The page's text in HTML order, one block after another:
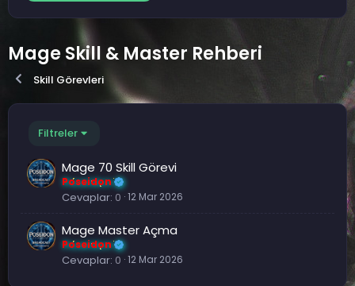
Mage Skill & Master Rehberi
Skill Görevleri
Filtreler
Mage 70 Skill Görevi
Poseidon
Cevaplar 0 12 Mar 2026
Mage Master Açma
Poseidon
Cevaplar 0 12 Mar 2026